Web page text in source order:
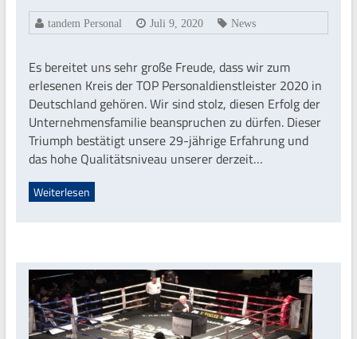
tandem Personal Juli 9, 2020 News
Es bereitet uns sehr große Freude, dass wir zum
erlesenen Kreis der TOP Personaldienstleister 2020 in
Deutschland gehören. Wir sind stolz, diesen Erfolg der
Unternehmensfamilie beanspruchen zu dürfen. Dieser
Triumph bestätigt unsere 29-jährige Erfahrung und
das hohe Qualitätsniveau unserer derzeit…
Weiterlesen